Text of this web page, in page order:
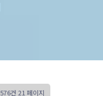
건 21 페이지